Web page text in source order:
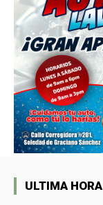
ULTIMA HORA